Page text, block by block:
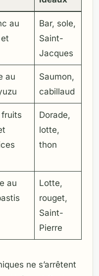
au
Bar, sole,
Saint-
Jacques
au
Saumon,
cabillaud
Dorade,
lotte,
thon
au
Lotte,
rouget,
Saint-
Pierre
ne s’arrêtent